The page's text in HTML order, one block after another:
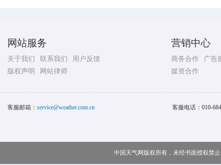
网站服务
关于我们 联系我们
用户反馈
版权声明
网站律师
营销中心
商务合作
广告
媒资合作
客服邮箱： service@weather.com.cn 客服电话： 010-
中国天气网版权所有，未经书面授权